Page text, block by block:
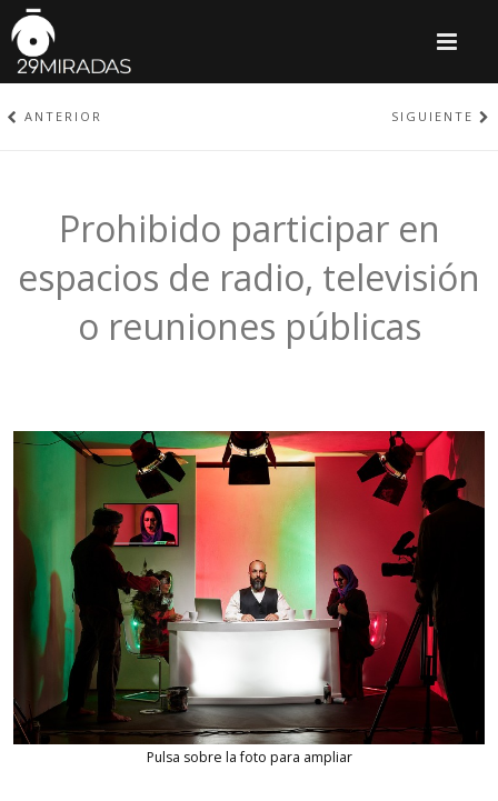
ANTERIOR SIGUIENTE
Prohibido participar en
espacios de radio, televisión
o reuniones públicas
Pulsa sobre la foto para ampliar